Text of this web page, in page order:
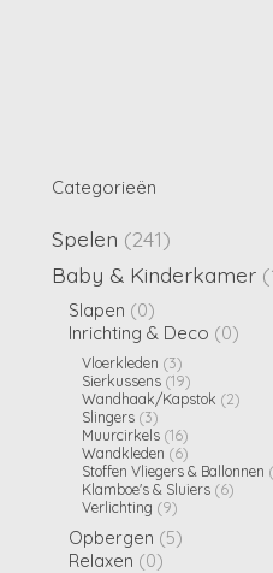
Categorieën
Spelen (241)
Baby & Kinderkamer
Slapen (0)
Inrichting & Deco (0)
Vloerkleden (3)
Sierkussens (19)
Wandhaak/Kapstok (2)
Slingers (3)
Muurcirkels (16)
Wandkleden (6)
Stoffen Vliegers & Ballonnen
Klamboe's & Sluiers (6)
Verlichting (9)
Opbergen (5)
Relaxen (0)